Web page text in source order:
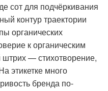
сот для подчёркивания
контур траектории
органических
к органическим
— стихотворение,
этикетке много
бренда по-